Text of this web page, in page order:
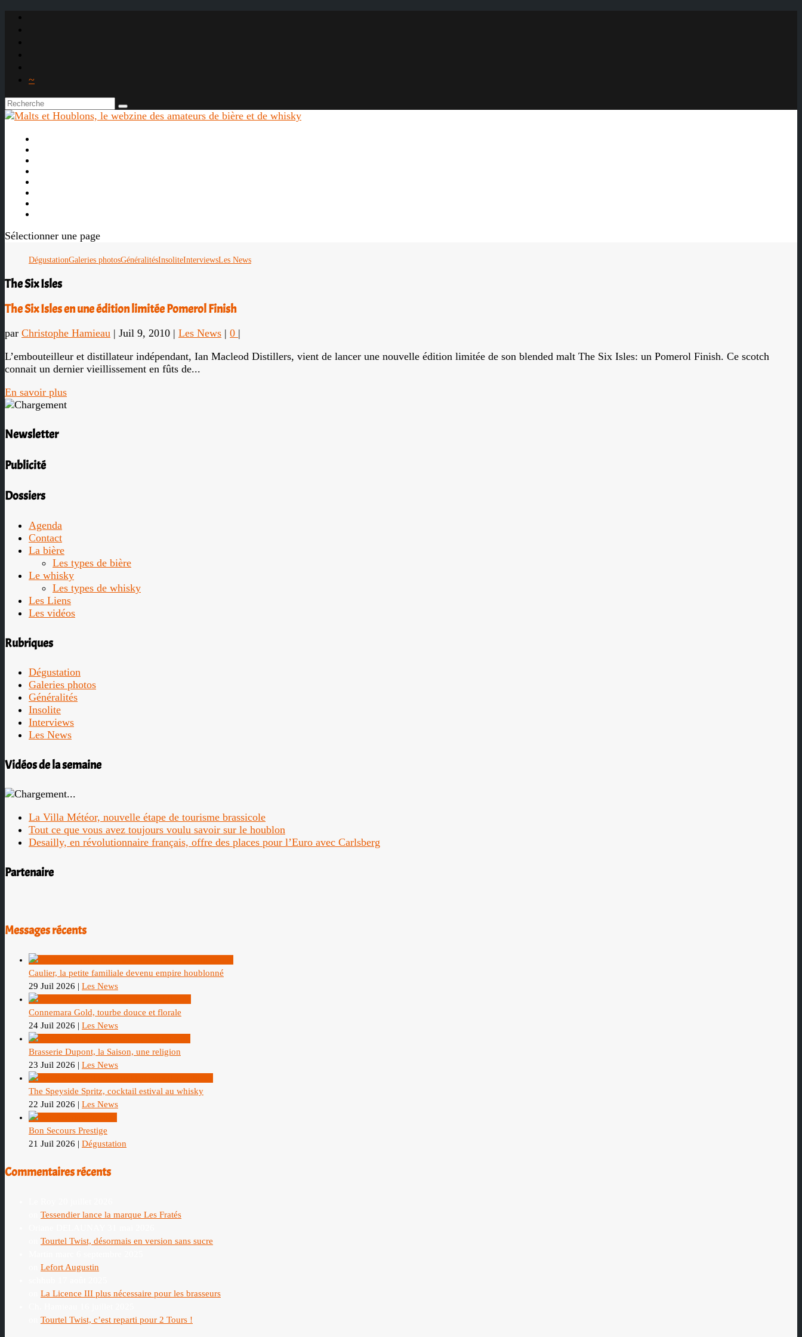
~
Sélectionner une page
DégustationGaleries photosGénéralitésInsoliteInterviewsLes News
The Six Isles
The Six Isles en une édition limitée Pomerol Finish
par Christophe Hamieau | Juil 9, 2010 | Les News | 0 |
L’embouteilleur et distillateur indépendant, Ian Macleod Distillers, vient de lancer une nouvelle édition limitée de son blended malt The Six Isles: un Pomerol Finish. Ce scotch
connait un dernier vieillissement en fûts de...
En savoir plus
Newsletter
Publicité
Dossiers
Agenda
Contact
La bière
Les types de bière
Le whisky
Les types de whisky
Les Liens
Les vidéos
Rubriques
Dégustation
Galeries photos
Généralités
Insolite
Interviews
Les News
Vidéos de la semaine
La Villa Météor, nouvelle étape de tourisme brassicole
Tout ce que vous avez toujours voulu savoir sur le houblon
Desailly, en révolutionnaire français, offre des places pour l’Euro avec Carlsberg
Partenaire
Messages récents
Caulier, la petite familiale devenu empire houblonné
29 Juil 2026 | Les News
Connemara Gold, tourbe douce et florale
24 Juil 2026 | Les News
Brasserie Dupont, la Saison, une religion
23 Juil 2026 | Les News
The Speyside Spritz, cocktail estival au whisky
22 Juil 2026 | Les News
Bon Secours Prestige
21 Juil 2026 | Dégustation
Commentaires récents
Tessendier lance la marque Les Fratés
Tourtel Twist, désormais en version sans sucre
Lefort Augustin
La Licence III plus nécessaire pour les brasseurs
Tourtel Twist, c’est reparti pour 2 Tours !